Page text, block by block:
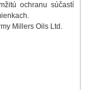
ochranu súčastí
Millers Oils Ltd.